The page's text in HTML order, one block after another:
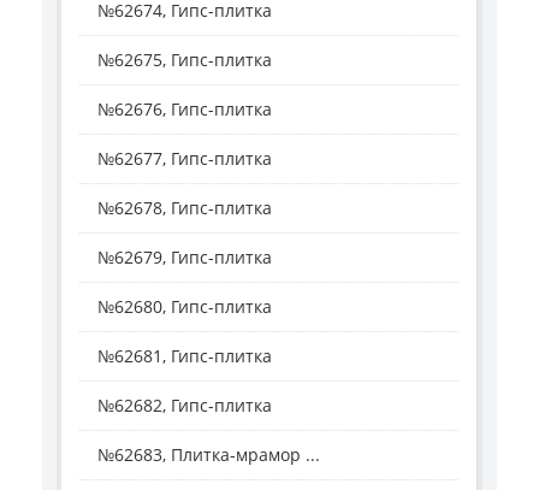
№62674, Гипс-плитка
№62675, Гипс-плитка
№62676, Гипс-плитка
№62677, Гипс-плитка
№62678, Гипс-плитка
№62679, Гипс-плитка
№62680, Гипс-плитка
№62681, Гипс-плитка
№62682, Гипс-плитка
№62683, Плитка-мрамор ...